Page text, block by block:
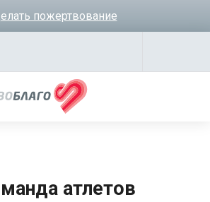
пожертвование
атлетов